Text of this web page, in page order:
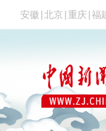
安徽 北京 重庆 福